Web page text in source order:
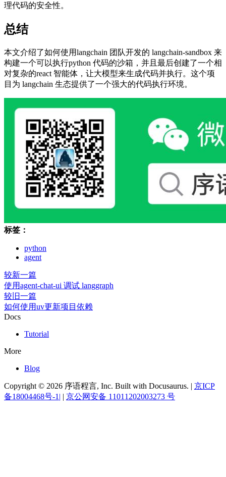
理代码的安全性。
总结
本文介绍了如何使用langchain 团队开发的 langchain-sandbox 来
构建一个可以执行python 代码的沙箱，并且最后创建了一个相
对复杂的react 智能体，让大模型来生成代码并执行。这个项
目为 langchain 生态提供了一个强大的代码执行环境。
标签：
python
agent
较新一篇
使用agent-chat-ui 调试 langgraph
较旧一篇
如何使用uv更新项目依赖
Docs
Tutorial
More
Blog
Copyright © 2026 序语程言, Inc. Built with Docusaurus. | 京ICP
备18004468号-1| | 京公网安备 11011202003273 号